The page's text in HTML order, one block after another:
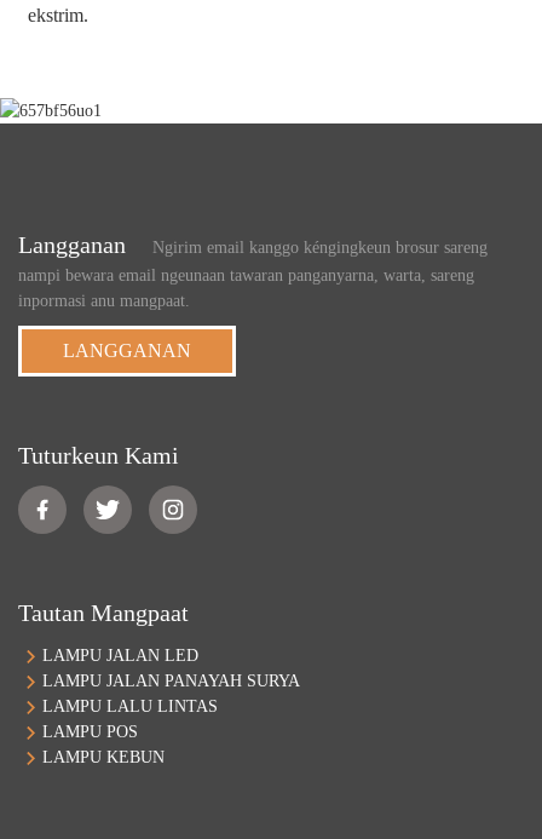
ekstrim.
Langganan
Ngirim email kanggo kéngingkeun brosur sareng
nampi bewara email ngeunaan tawaran panganyarna, warta, sareng
inpormasi anu mangpaat.
LANGGANAN
Tuturkeun Kami
Tautan Mangpaat
LAMPU JALAN LED
LAMPU JALAN PANAYAH SURYA
LAMPU LALU LINTAS
LAMPU POS
LAMPU KEBUN